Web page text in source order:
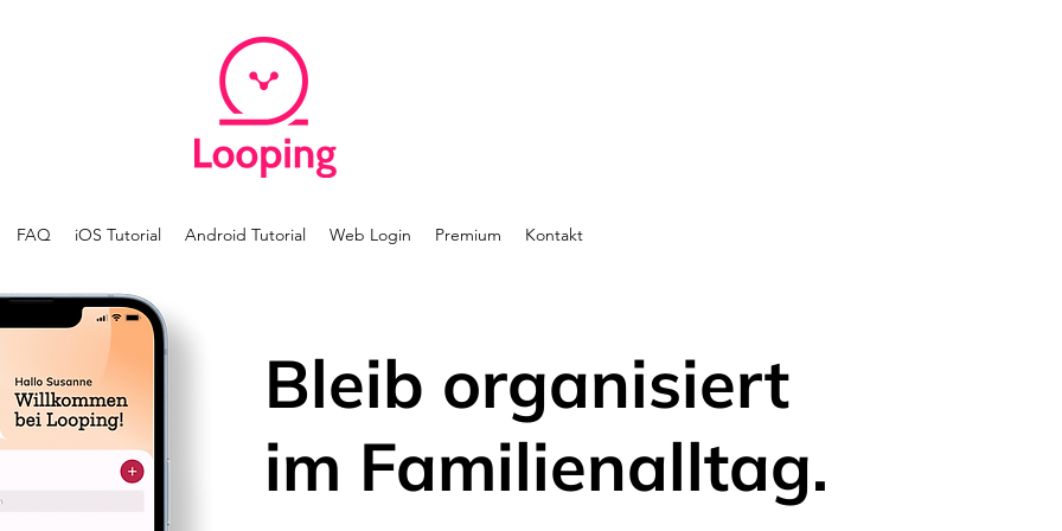
FAQ iOS Tutorial Android Tutorial Web Login Premium Kontakt
Bleib organisiert
im Familienalltag.